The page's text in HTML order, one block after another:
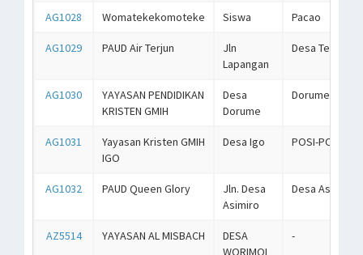
AG1028 Womatekekomoteke Siswa Pacao
AG1029 PAUD Air Terjun
Jln
Lapangan
Desa Teru -
AG1030
YAYASAN PENDIDIKAN
KRISTEN GMIH
Desa
Dorume
Dorume
AG1031
Yayasan Kristen GMIH
IGO
Desa Igo POSI-POSI
AG1032 PAUD Queen Glory
Jln. Desa
Asimiro
Desa Asimiro
AZ5514 YAYASAN AL MISBACH
DESA
WORIMOI
-